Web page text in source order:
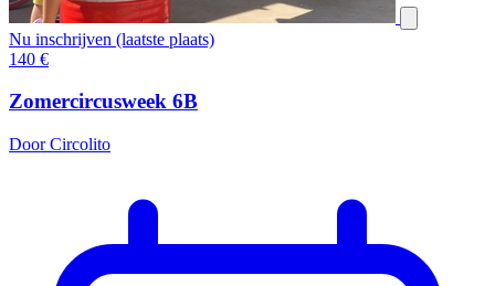
Nu inschrijven (laatste plaats)
140 €
Zomercircusweek 6B
Door Circolito